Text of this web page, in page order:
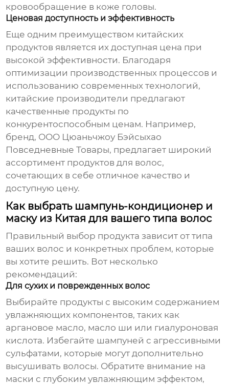
кровообращение в коже головы.
Ценовая доступность и эффективность
Еще одним преимуществом китайских
продуктов является их доступная цена при
высокой эффективности. Благодаря
оптимизации производственных процессов и
использованию современных технологий,
китайские производители предлагают
качественные продукты по
конкурентоспособным ценам. Например,
бренд, ООО Цюаньчжоу Бэйсыхао
Повседневные Товары, предлагает широкий
ассортимент продуктов для волос,
сочетающих в себе отличное качество и
доступную цену.
Как выбрать шампунь-кондиционер и
маску из Китая для вашего типа волос
Правильный выбор продукта зависит от типа
ваших волос и конкретных проблем, которые
вы хотите решить. Вот несколько
рекомендаций:
Для сухих и поврежденных волос
Выбирайте продукты с высоким содержанием
увлажняющих компонентов, таких как
аргановое масло, масло ши или гиалуроновая
кислота. Избегайте шампуней с агрессивными
сульфатами, которые могут дополнительно
высушивать волосы. Обратите внимание на
маски с глубоким увлажняющим эффектом,